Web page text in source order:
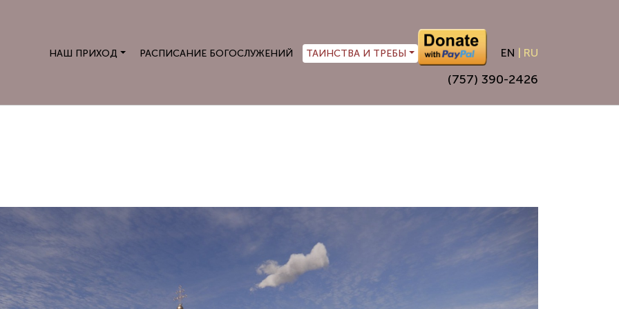
НАШ ПРИХОД РАСПИСАНИЕ БОГОСЛУЖЕНИЙ ТАИНСТВА И ТРЕБЫ EN RU
(757) 390-2426